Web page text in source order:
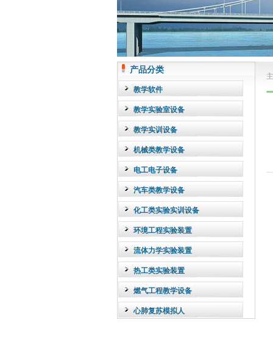
产品分类
教学软件
教学实验室设备
教学实训设备
机械类教学设备
电工电子设备
汽车类教学设备
化工类实验实训设备
环境工程实验装置
流体力学实验装置
热工类实验装置
燃气工程教学设备
心肺复苏模拟人